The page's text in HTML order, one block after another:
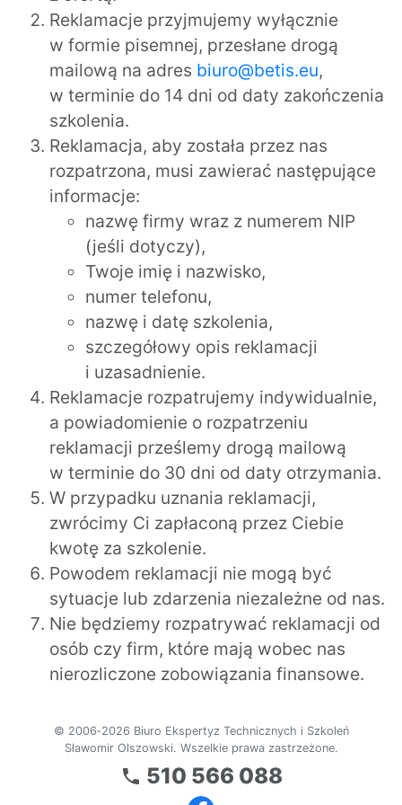
Reklamacje przyjmujemy wyłącznie
w formie pisemnej, przesłane drogą
mailową na adres biuro@betis.eu,
w terminie do 14 dni od daty zakończenia
szkolenia.
Reklamacja, aby została przez nas
rozpatrzona, musi zawierać następujące
informacje:
nazwę firmy wraz z numerem NIP
(jeśli dotyczy),
Twoje imię i nazwisko,
numer telefonu,
nazwę i datę szkolenia,
szczegółowy opis reklamacji
i uzasadnienie.
Reklamacje rozpatrujemy indywidualnie,
a powiadomienie o rozpatrzeniu
reklamacji prześlemy drogą mailową
w terminie do 30 dni od daty otrzymania.
W przypadku uznania reklamacji,
zwrócimy Ci zapłaconą przez Ciebie
kwotę za szkolenie.
Powodem reklamacji nie mogą być
sytuacje lub zdarzenia niezależne od nas.
Nie będziemy rozpatrywać reklamacji od
osób czy firm, które mają wobec nas
nierozliczone zobowiązania finansowe.
© 2006‑2026 Biuro Ekspertyz Technicznych i Szkoleń
Sławomir Olszowski. Wszelkie prawa zastrzeżone.
local_phone 510 566 088